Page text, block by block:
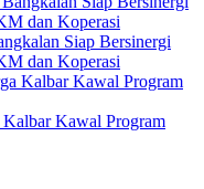
Siap Bersinergi
dan Koperasi
Kawal Program